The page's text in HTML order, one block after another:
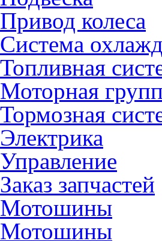
Привод колеса
Система
Топливная
Моторная
Тормозная
Электрика
Управление
Заказ запчастей
Мотошины
Мотошины